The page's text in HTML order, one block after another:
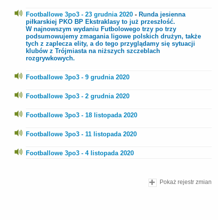
Footballowe 3po3 - 23 grudnia 2020 - Runda jesienna
piłkarskiej PKO BP Ekstraklasy to już przeszłość.
W najnowszym wydaniu Futbolowego trzy po trzy
podsumowujemy zmagania ligowe polskich drużyn, także
tych z zaplecza elity, a do tego przyglądamy się sytuacji
klubów z Trójmiasta na niższych szczeblach
rozgrywkowych.
Footballowe 3po3 - 9 grudnia 2020
Footballowe 3po3 - 2 grudnia 2020
Footballowe 3po3 - 18 listopada 2020
Footballowe 3po3 - 11 listopada 2020
Footballowe 3po3 - 4 listopada 2020
Pokaż rejestr zmian